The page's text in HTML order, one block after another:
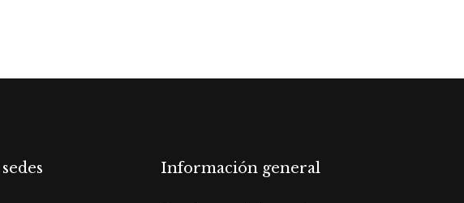
Información general